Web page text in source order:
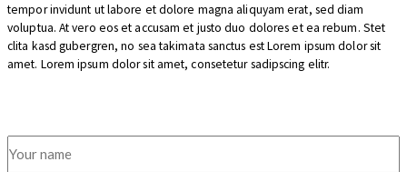
tempor invidunt ut labore et dolore magna aliquyam erat, sed diam
voluptua. At vero eos et accusam et justo duo dolores et ea rebum. Stet
clita kasd gubergren, no sea takimata sanctus est Lorem ipsum dolor sit
amet. Lorem ipsum dolor sit amet, consetetur sadipscing elitr.